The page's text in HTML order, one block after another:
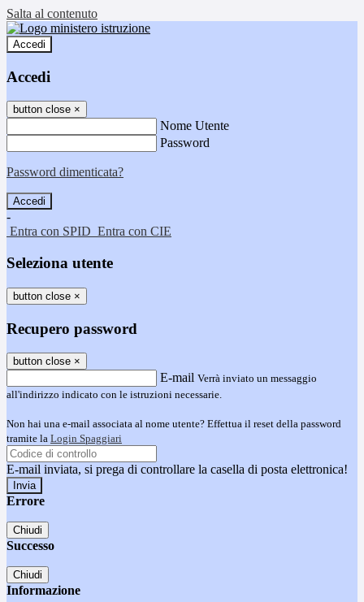
Salta al contenuto
Accedi
Accedi
button close ×
Nome Utente
Password
Password dimenticata?
-
Entra con SPID Entra con CIE
Seleziona utente
button close ×
Recupero password
button close ×
E-mail Verrà inviato un messaggio
all'indirizzo indicato con le istruzioni necessarie.
Non hai una e-mail associata al nome utente? Effettua il reset della password
tramite la Login Spaggiari
E-mail inviata, si prega di controllare la casella di posta elettronica!
Errore
Chiudi
Successo
Chiudi
Informazione